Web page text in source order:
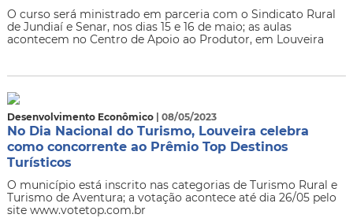
O curso será ministrado em parceria com o Sindicato Rural
de Jundiaí e Senar, nos dias 15 e 16 de maio; as aulas
acontecem no Centro de Apoio ao Produtor, em Louveira
Desenvolvimento Econômico | 08/05/2023
No Dia Nacional do Turismo, Louveira celebra
como concorrente ao Prêmio Top Destinos
Turísticos
O município está inscrito nas categorias de Turismo Rural e
Turismo de Aventura; a votação acontece até dia 26/05 pelo
site www.votetop.com.br